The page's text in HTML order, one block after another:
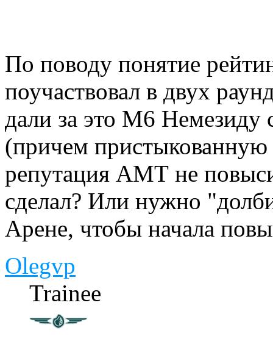
По поводу понятие
поучаствовал в двух
дали за это М6 Немезиду
(причем пристыкованную
репутация АМТ не
сделал? Или нужно
Арене, чтобы начала
Olegvp
Trainee